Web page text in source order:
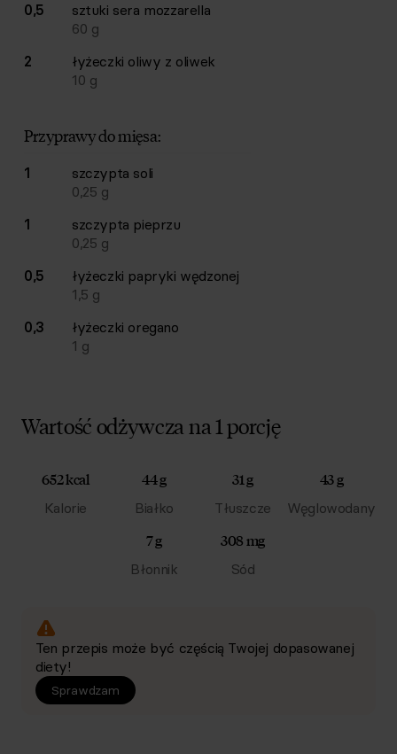
0,5
sztuki sera mozzarella
60 g
2
łyżeczki oliwy z oliwek
10 g
Przyprawy do mięsa:
1 szczypta soli
0,25 g
1
szczypta pieprzu
0,25 g
0,5
łyżeczki papryki wędzonej
1,5 g
0,3
łyżeczki oregano
1 g
Wartość odżywcza na 1 porcję
652 kcal
Kalorie
44 g
Białko
31 g
Tłuszcze
43 g
Węglowodany
7 g
Błonnik
308 mg
Sód
Ten przepis może być częścią Twojej dopasowanej
diety!
Sprawdzam